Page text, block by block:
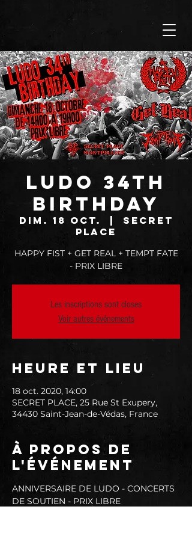
LUDO 34TH
BIRTHDAY
dim. 18 oct.
SECRET
PLACE
HAPPY FIST + GET REAL + TEMPT FATE
- PRIX LIBRE
Les inscriptions sont closes
Voir autres événements
Heure et lieu
18 oct. 2020, 14:00
SECRET PLACE, 25 Rue St Exupery,
34430 Saint-Jean-de-Védas, France
À propos de
l'événement
ANNIVERSAIRE DE LUDO - CONCERTS
DE SOUTIEN - PRIX LIBRE